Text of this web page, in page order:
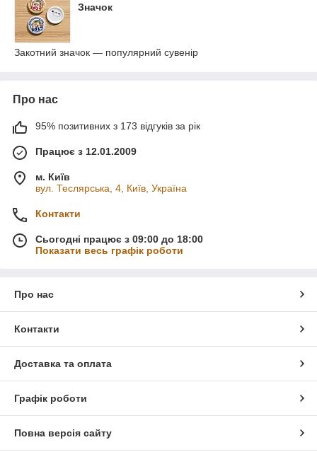
Значок
Закотний значок — популярний сувенір
Про нас
95% позитивних з 173 відгуків за рік
Працює з 12.01.2009
м. Київ
вул. Теслярська, 4, Київ, Україна
Контакти
Сьогодні працює з 09:00 до 18:00
Показати весь графік роботи
Про нас
Контакти
Доставка та оплата
Графік роботи
Повна версія сайту